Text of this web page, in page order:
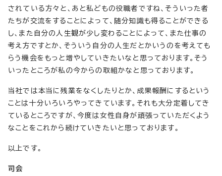
されている方々と、あと私どもの役職者ですね、そういった者
たちが交流をすることによって、随分知識も得ることができる
し、また自分の人生観が少し変わることによって、また仕事の
考え方ですとか、そういう自分の人生だとかいうのを考えても
らう機会をもっと増やしていきたいなと思っております。そう
いったところが私の今からの取組かなと思っております。
当社では本当に残業をなくしたりとか、成果報酬にするという
ことは十分いろいろやってきています。それも大分定着してき
ているところですが、今度は女性自身が頑張っていただくよう
なことをこれから続けていきたいと思っております。
以上です。
司会